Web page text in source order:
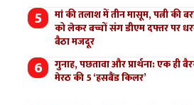
मां की तलाश में तीन मासूम, पत्नी की
को लेकर बच्चों संग डीएम दफ्तर पर
बैठा मजदूर
गुनाह, पछतावा और प्रार्थना: एक ही
मेरठ की 5 ‘हसबैंड किलर’